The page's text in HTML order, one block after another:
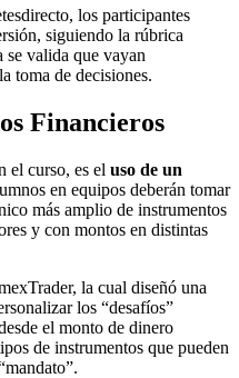
los participantes
siguiendo la rúbrica
se valida que vayan
toma de decisiones.
Financieros
el curso, es el uso de un
en equipos deberán tomar
más amplio de instrumentos
y con montos en distintas
la cual diseñó una
los “desafíos”
el monto de dinero
de instrumentos que pueden